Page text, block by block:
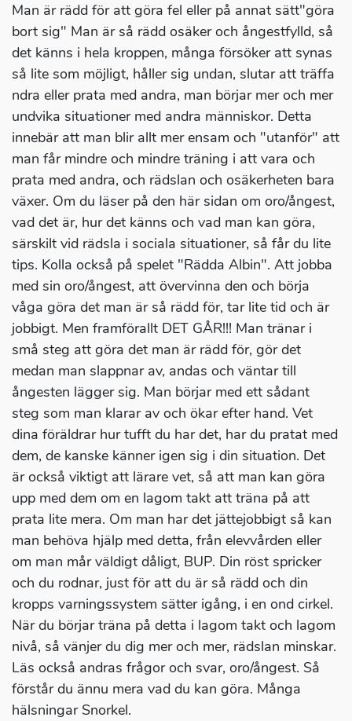
Man är rädd för att göra fel eller på annat sätt"göra
bort sig" Man är så rädd osäker och ångestfylld, så
det känns i hela kroppen, många försöker att synas
så lite som möjligt, håller sig undan, slutar att träffa
ndra eller prata med andra, man börjar mer och mer
undvika situationer med andra människor. Detta
innebär att man blir allt mer ensam och "utanför" att
man får mindre och mindre träning i att vara och
prata med andra, och rädslan och osäkerheten bara
växer. Om du läser på den här sidan om oro/ångest,
vad det är, hur det känns och vad man kan göra,
särskilt vid rädsla i sociala situationer, så får du lite
tips. Kolla också på spelet "Rädda Albin". Att jobba
med sin oro/ångest, att övervinna den och börja
våga göra det man är så rädd för, tar lite tid och är
jobbigt. Men framförallt DET GÅR!!! Man tränar i
små steg att göra det man är rädd för, gör det
medan man slappnar av, andas och väntar till
ångesten lägger sig. Man börjar med ett sådant
steg som man klarar av och ökar efter hand. Vet
dina föräldrar hur tufft du har det, har du pratat med
dem, de kanske känner igen sig i din situation. Det
är också viktigt att lärare vet, så att man kan göra
upp med dem om en lagom takt att träna på att
prata lite mera. Om man har det jättejobbigt så kan
man behöva hjälp med detta, från elevvården eller
om man mår väldigt dåligt, BUP. Din röst spricker
och du rodnar, just för att du är så rädd och din
kropps varningssystem sätter igång, i en ond cirkel.
När du börjar träna på detta i lagom takt och lagom
nivå, så vänjer du dig mer och mer, rädslan minskar.
Läs också andras frågor och svar, oro/ångest. Så
förstår du ännu mera vad du kan göra. Många
hälsningar Snorkel.